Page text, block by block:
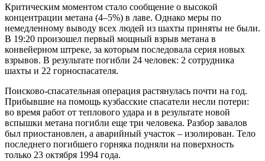
Критическим моментом стало сообщение о высокой
концентрации метана (4–5%) в лаве. Однако меры по
немедленному выводу всех людей из шахты приняты не были.
В 19:20 произошел первый мощный взрыв метана в
конвейерном штреке, за которым последовала серия новых
взрывов. В результате погибли 24 человек: 2 сотрудника
шахты и 22 горноспасателя.
Поисково-спасательная операция растянулась почти на год.
Прибывшие на помощь кузбасские спасатели несли потери:
во время работ от теплового удара и в результате новой
вспышки метана погибли еще три человека. Разбор завалов
был приостановлен, а аварийный участок – изолирован. Тело
последнего погибшего горняка подняли на поверхность
только 23 октября 1994 года.